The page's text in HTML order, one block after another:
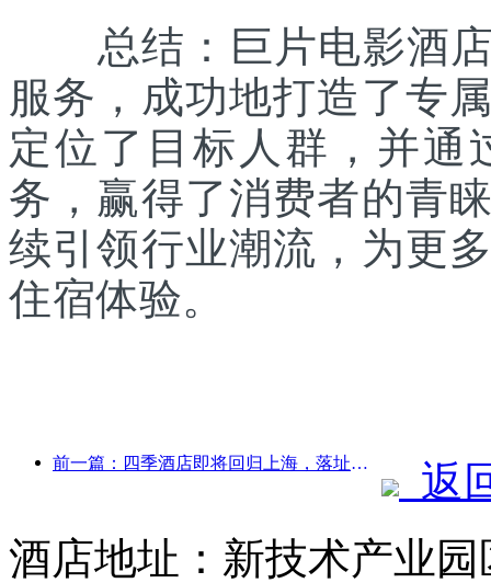
总结：巨片电影酒店
服务，成功地打造了专
定位了目标人群，并通
务，赢得了消费者的青
续引领行业潮流，为更
住宿体验。
前一篇：四季酒店即将回归上海，落址于黄浦区淮海中路
返
酒店地址：新技术产业